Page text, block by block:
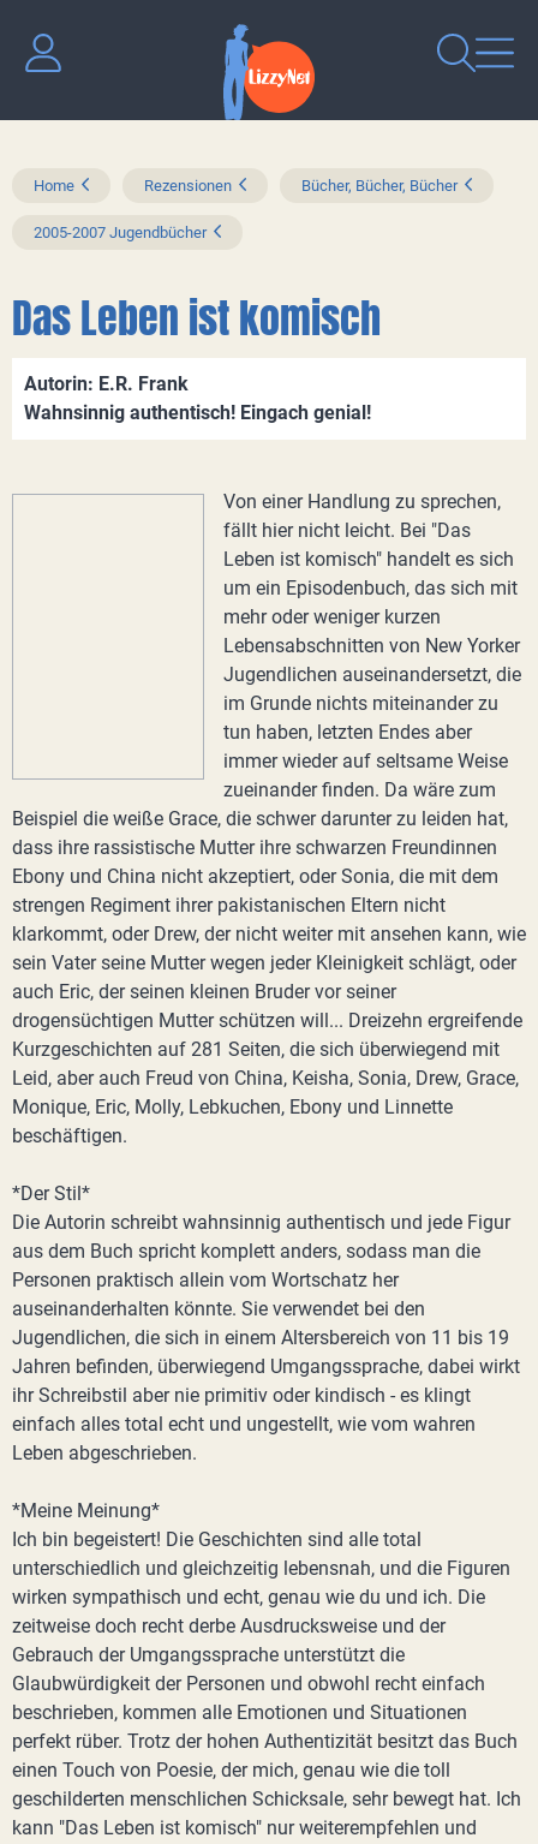
Home Rezensionen Bücher, Bücher, Bücher
2005-2007 Jugendbücher
Das Leben ist komisch
Autorin: E.R. Frank
Wahnsinnig authentisch! Eingach genial!
Von einer Handlung zu sprechen,
fällt hier nicht leicht. Bei "Das
Leben ist komisch" handelt es sich
um ein Episodenbuch, das sich mit
mehr oder weniger kurzen
Lebensabschnitten von New Yorker
Jugendlichen auseinandersetzt, die
im Grunde nichts miteinander zu
tun haben, letzten Endes aber
immer wieder auf seltsame Weise
zueinander finden. Da wäre zum
Beispiel die weiße Grace, die schwer darunter zu leiden hat,
dass ihre rassistische Mutter ihre schwarzen Freundinnen
Ebony und China nicht akzeptiert, oder Sonia, die mit dem
strengen Regiment ihrer pakistanischen Eltern nicht
klarkommt, oder Drew, der nicht weiter mit ansehen kann, wie
sein Vater seine Mutter wegen jeder Kleinigkeit schlägt, oder
auch Eric, der seinen kleinen Bruder vor seiner
drogensüchtigen Mutter schützen will... Dreizehn ergreifende
Kurzgeschichten auf 281 Seiten, die sich überwiegend mit
Leid, aber auch Freud von China, Keisha, Sonia, Drew, Grace,
Monique, Eric, Molly, Lebkuchen, Ebony und Linnette
beschäftigen.
*Der Stil*
Die Autorin schreibt wahnsinnig authentisch und jede Figur
aus dem Buch spricht komplett anders, sodass man die
Personen praktisch allein vom Wortschatz her
auseinanderhalten könnte. Sie verwendet bei den
Jugendlichen, die sich in einem Altersbereich von 11 bis 19
Jahren befinden, überwiegend Umgangssprache, dabei wirkt
ihr Schreibstil aber nie primitiv oder kindisch - es klingt
einfach alles total echt und ungestellt, wie vom wahren
Leben abgeschrieben.
*Meine Meinung*
Ich bin begeistert! Die Geschichten sind alle total
unterschiedlich und gleichzeitig lebensnah, und die Figuren
wirken sympathisch und echt, genau wie du und ich. Die
zeitweise doch recht derbe Ausdrucksweise und der
Gebrauch der Umgangssprache unterstützt die
Glaubwürdigkeit der Personen und obwohl recht einfach
beschrieben, kommen alle Emotionen und Situationen
perfekt rüber. Trotz der hohen Authentizität besitzt das Buch
einen Touch von Poesie, der mich, genau wie die toll
geschilderten menschlichen Schicksale, sehr bewegt hat. Ich
kann "Das Leben ist komisch" nur weiterempfehlen und